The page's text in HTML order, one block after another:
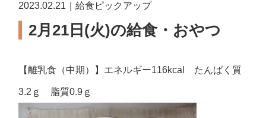
2023.02.21｜給食ピックアップ
2月21日(火)の給食・おやつ
【離乳食（中期）】エネルギー116kcal たんぱく質
3.2ｇ 脂質0.9ｇ